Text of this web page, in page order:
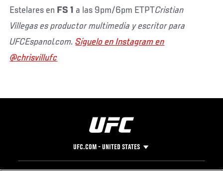
Estelares en FS 1 a las 9pm/6pm ETPTCristian
Villegas es productor multimedia y escritor para
UFCEspanol.com.Síguelo en Instagram en
@chrisvillufc
UFC.COM - UNITED STATES